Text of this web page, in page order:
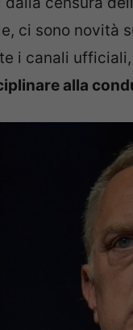
ci sono novità
i canali
alla